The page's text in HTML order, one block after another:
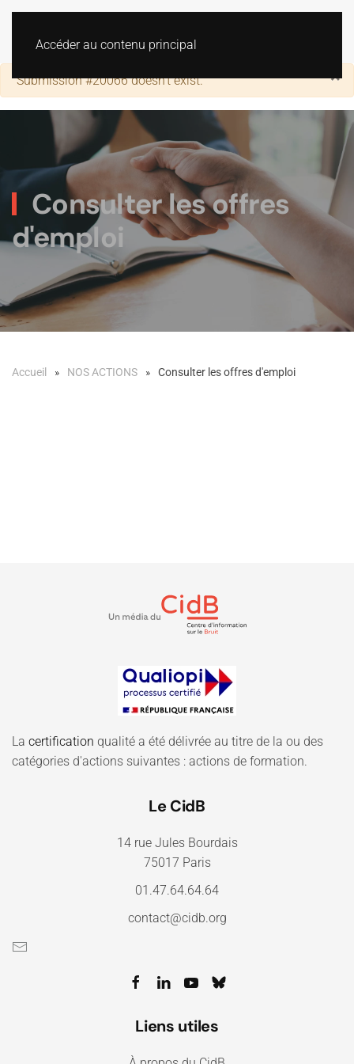
Accéder au contenu principal
×
Alerte
Submission #20066 doesn't exist.
Consulter les offres
d'emploi
Accueil NOS ACTIONS Consulter les offres d'emploi
La certification qualité a été délivrée au titre de la ou des
catégories d'actions suivantes : actions de formation.
Le CidB
14 rue Jules Bourdais
75017 Paris
01.47.64.64.64
contact@cidb.org
Liens utiles